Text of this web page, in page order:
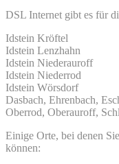
DSL Internet gibt es für
Idstein Kröftel
Idstein Lenzhahn
Idstein Niederauroff
Idstein Niederrod
Idstein Wörsdorf
Dasbach, Ehrenbach,
Oberrod, Oberauroff,
Einige Orte, bei denen
können: